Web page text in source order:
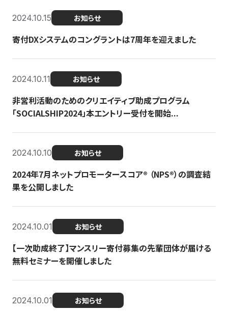
2024.10.15 お知らせ
寄付DXシステムのコングラントは7周年を迎えました
2024.10.11 お知らせ
非営利活動のためのクリエイティブ助成プログラム
「SOCIALSHIP2024」本エントリー受付を開始...
2024.10.10 お知らせ
2024年7月ネットプロモータースコア®︎ （NPS®︎）の調査結
果を公開しました
2024.10.01 お知らせ
【一次助成終了】マンスリー寄付募集の先輩団体が届ける
無料セミナーを開催しました
2024.10.01 お知らせ